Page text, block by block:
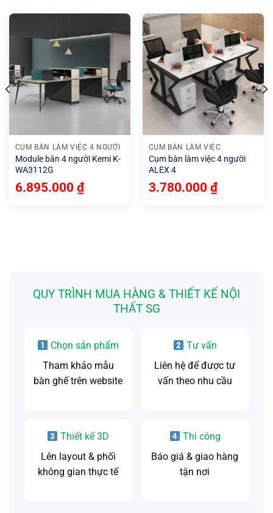
CỤM BÀN LÀM VIỆC 4 NGƯỜI
Module bàn 4 người Kemi K-
WA3112G
6.895.000 ₫
CỤM BÀN LÀM VIỆC
Cụm bàn làm việc 4 người
ALEX 4
3.780.000 ₫
QUY TRÌNH MUA HÀNG & THIẾT KẾ NỘI
THẤT SG
Chọn sản phẩm
Tham khảo mẫu
bàn ghế trên website
Tư vấn
Liên hệ để được tư
vấn theo nhu cầu
Thiết kế 3D
Lên layout & phối
không gian thực tế
Thi công
Báo giá & giao hàng
tận nơi